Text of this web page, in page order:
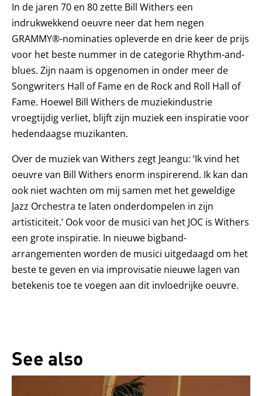
In de jaren 70 en 80 zette Bill Withers een
indrukwekkend oeuvre neer dat hem negen
GRAMMY®-nominaties opleverde en drie keer de prijs
voor het beste nummer in de categorie Rhythm-and-
blues. Zijn naam is opgenomen in onder meer de
Songwriters Hall of Fame en de Rock and Roll Hall of
Fame. Hoewel Bill Withers de muziekindustrie
vroegtijdig verliet, blijft zijn muziek een inspiratie voor
hedendaagse muzikanten.
Over de muziek van Withers zegt Jeangu: ‘Ik vind het
oeuvre van Bill Withers enorm inspirerend. Ik kan dan
ook niet wachten om mij samen met het geweldige
Jazz Orchestra te laten onderdompelen in zijn
artisticiteit.’ Ook voor de musici van het JOC is Withers
een grote inspiratie. In nieuwe bigband-
arrangementen worden de musici uitgedaagd om het
beste te geven en via improvisatie nieuwe lagen van
betekenis toe te voegen aan dit invloedrijke oeuvre.
See also